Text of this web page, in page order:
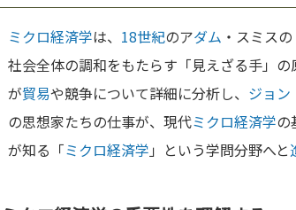
ミクロ経済学は、 18世紀のアダム ・スミス
社会全体の調和をもたらす「見えざる手」の
が貿易や競争について詳細に分析し、 ジョン
の思想家たちの仕事が、現代ミクロ経済学の
が知る「ミクロ経済学 」という学問分野へと